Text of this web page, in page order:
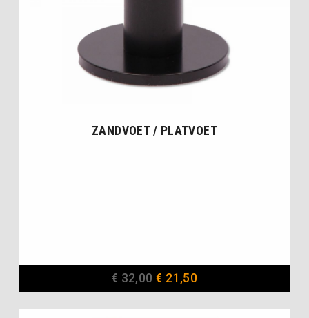
ZANDVOET / PLATVOET
€32,00€ 21,50